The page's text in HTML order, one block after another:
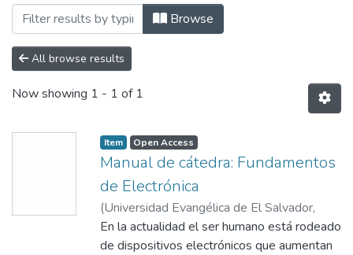
Browsing Manual de Cátedra by
Browse
All browse results
Now showing 1 - 1 of 1
Item Open Access
Manual de cátedra: Fundamentos
de Electrónica
(Universidad Evangélica de El Salvador,
2019)Calderón López, Teddy Miguel
En la actualidad el ser humano está rodeado
de dispositivos electrónicos que aumentan